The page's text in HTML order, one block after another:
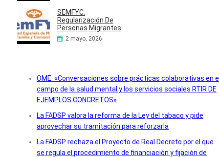
SEMFYC:
Regularización De
Personas Migrantes
2 mayo, 2026
OME: «Conversaciones sobre prácticas colaborativas en
campo de la salud mental y los servicios sociales RTIR DE
EJEMPLOS CONCRETOS»
La FADSP valora la reforma de la Ley del tabaco y pide
aprovechar su tramitación para reforzarla
La FADSP rechaza el Proyecto de Real Decreto por el que
se regula el procedimiento de financiación y fijación de